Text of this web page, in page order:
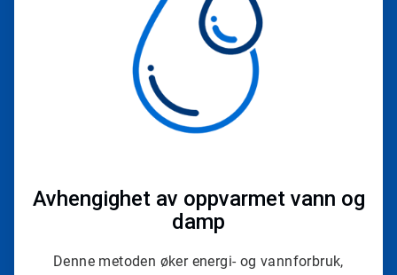
Avhengighet av oppvarmet vann og
damp
Denne metoden øker energi- og vannforbruk,